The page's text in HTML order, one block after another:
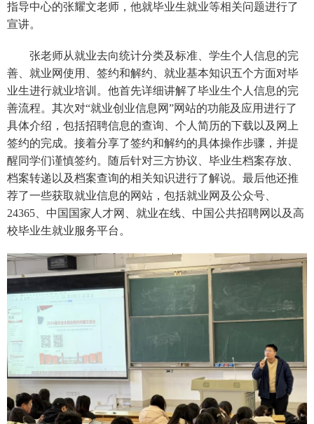
指导中心的张耀文老师，他就毕业生就业等相关问题进行了
宣讲。
张老师从就业去向统计分类及标准、学生个人信息的完
善、就业网使用、签约和解约、就业基本知识五个方面对毕
业生进行就业培训。他首先详细讲解了毕业生个人信息的完
善流程。其次对“就业创业信息网”网站的功能及应用进行了
具体介绍，包括招聘信息的查询、个人简历的下载以及网上
签约的完成。接着分享了签约和解约的具体操作步骤，并提
醒同学们谨慎签约。随后针对三方协议、毕业生档案存放、
档案转递以及档案查询的相关知识进行了解说。最后他还推
荐了一些获取就业信息的网站，包括就业网及公众号、
24365、中国国家人才网、就业在线、中国公共招聘网以及高
校毕业生就业服务平台。